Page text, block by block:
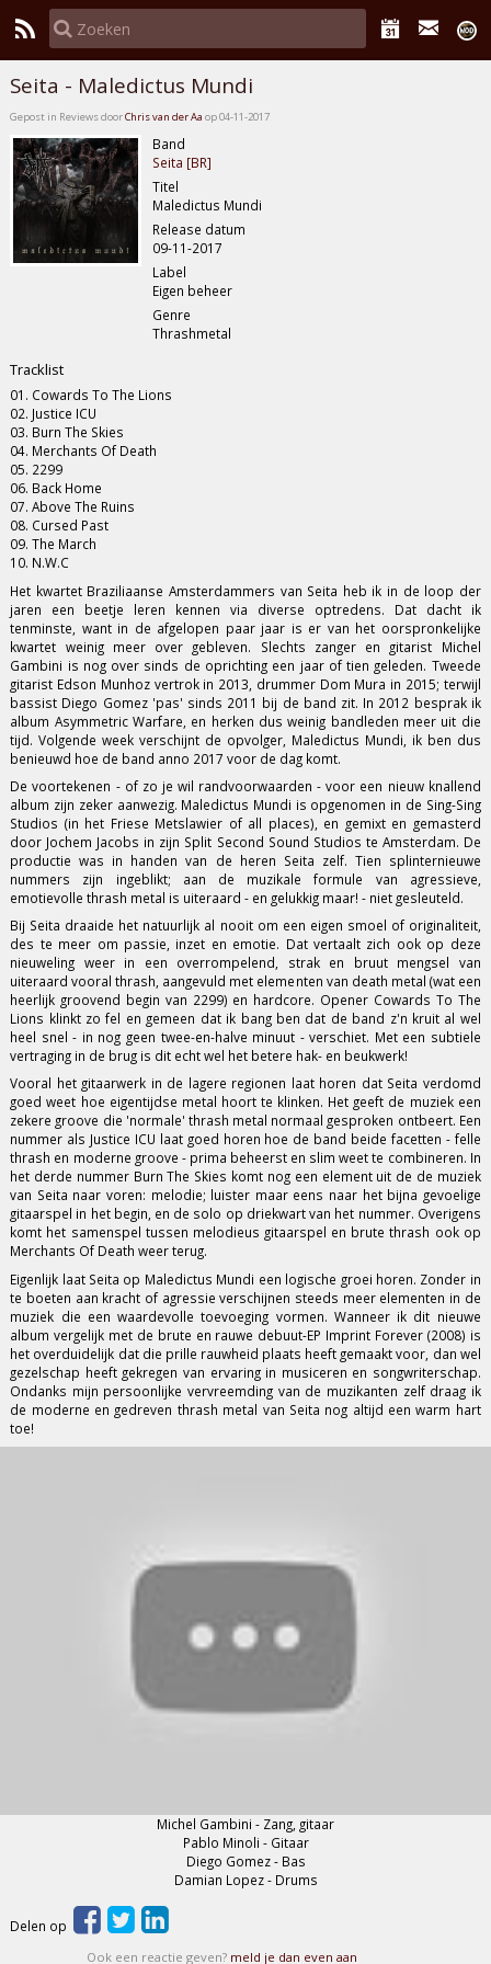
Seita - Maledictus Mundi
Gepost in Reviews doorChris van der Aa op 04-11-2017
Band
Seita [BR]
Titel
Maledictus Mundi
Release datum
09-11-2017
Label
Eigen beheer
Genre
Thrashmetal
Tracklist
01. Cowards To The Lions
02. Justice ICU
03. Burn The Skies
04. Merchants Of Death
05. 2299
06. Back Home
07. Above The Ruins
08. Cursed Past
09. The March
10. N.W.C
Het kwartet Braziliaanse Amsterdammers van Seita heb ik in de loop der
jaren een beetje leren kennen via diverse optredens. Dat dacht ik
tenminste, want in de afgelopen paar jaar is er van het oorspronkelijke
kwartet weinig meer over gebleven. Slechts zanger en gitarist Michel
Gambini is nog over sinds de oprichting een jaar of tien geleden. Tweede
gitarist Edson Munhoz vertrok in 2013, drummer Dom Mura in 2015; terwijl
bassist Diego Gomez 'pas' sinds 2011 bij de band zit. In 2012 besprak ik
album Asymmetric Warfare, en herken dus weinig bandleden meer uit die
tijd. Volgende week verschijnt de opvolger, Maledictus Mundi, ik ben dus
benieuwd hoe de band anno 2017 voor de dag komt.
De voortekenen - of zo je wil randvoorwaarden - voor een nieuw knallend
album zijn zeker aanwezig. Maledictus Mundi is opgenomen in de Sing-Sing
Studios (in het Friese Metslawier of all places), en gemixt en gemasterd
door Jochem Jacobs in zijn Split Second Sound Studios te Amsterdam. De
productie was in handen van de heren Seita zelf. Tien splinternieuwe
nummers zijn ingeblikt; aan de muzikale formule van agressieve,
emotievolle thrash metal is uiteraard - en gelukkig maar! - niet gesleuteld.
Bij Seita draaide het natuurlijk al nooit om een eigen smoel of originaliteit,
des te meer om passie, inzet en emotie. Dat vertaalt zich ook op deze
nieuweling weer in een overrompelend, strak en bruut mengsel van
uiteraard vooral thrash, aangevuld met elementen van death metal (wat een
heerlijk groovend begin van 2299) en hardcore. Opener Cowards To The
Lions klinkt zo fel en gemeen dat ik bang ben dat de band z'n kruit al wel
heel snel - in nog geen twee-en-halve minuut - verschiet. Met een subtiele
vertraging in de brug is dit echt wel het betere hak- en beukwerk!
Vooral het gitaarwerk in de lagere regionen laat horen dat Seita verdomd
goed weet hoe eigentijdse metal hoort te klinken. Het geeft de muziek een
zekere groove die 'normale' thrash metal normaal gesproken ontbeert. Een
nummer als Justice ICU laat goed horen hoe de band beide facetten - felle
thrash en moderne groove - prima beheerst en slim weet te combineren. In
het derde nummer Burn The Skies komt nog een element uit de de muziek
van Seita naar voren: melodie; luister maar eens naar het bijna gevoelige
gitaarspel in het begin, en de solo op driekwart van het nummer. Overigens
komt het samenspel tussen melodieus gitaarspel en brute thrash ook op
Merchants Of Death weer terug.
Eigenlijk laat Seita op Maledictus Mundi een logische groei horen. Zonder in
te boeten aan kracht of agressie verschijnen steeds meer elementen in de
muziek die een waardevolle toevoeging vormen. Wanneer ik dit nieuwe
album vergelijk met de brute en rauwe debuut-EP Imprint Forever (2008) is
het overduidelijk dat die prille rauwheid plaats heeft gemaakt voor, dan wel
gezelschap heeft gekregen van ervaring in musiceren en songwriterschap.
Ondanks mijn persoonlijke vervreemding van de muzikanten zelf draag ik
de moderne en gedreven thrash metal van Seita nog altijd een warm hart
toe!
Michel Gambini - Zang, gitaar
Pablo Minoli - Gitaar
Diego Gomez - Bas
Damian Lopez - Drums
Delen op
Ook een reactie geven? meld je dan even aan